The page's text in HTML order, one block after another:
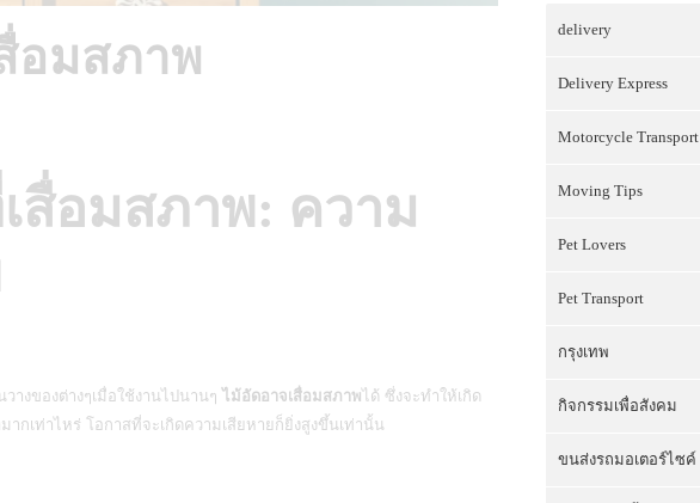
อมสภาพ
สื่อมสภาพ: ความ
างของต่างๆเมื่อใช้งานไปนานๆ ไม้อัดอาจเสื่อมสภาพได้ ซึ่งจะทำให้เกิด
กเท่าไหร่ โอกาสที่จะเกิดความเสียหายก็ยิ่งสูงขึ้นเท่านั้น
delivery
Delivery Express
Motorcycle Transport
Moving Tips
Pet Lovers
Pet Transport
กรุงเทพ
กิจกรรมเพื่อสังคม
ขนส่งรถมอเตอร์ไซค์